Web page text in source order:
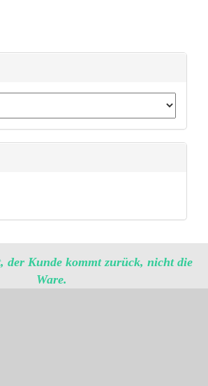
der Kunde kommt zurück, nicht die
Ware.